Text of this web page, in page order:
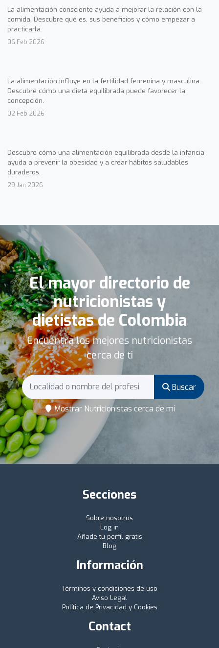
La alimentación consciente ayuda a mejorar la relación con la
comida. Descubre qué es, sus beneficios y cómo empezar a
practicarla.
06 Feb 2026
La alimentación influye en la fertilidad femenina y masculina.
Descubre cómo una dieta equilibrada puede favorecer la
concepción.
02 Feb 2026
Descubre cómo una alimentación equilibrada desde la infancia
ayuda a prevenir la obesidad y a crear hábitos saludables
duraderos.
29 Jan 2026
El mayor directorio de
nutricionistas y
dietistas de Colombia
Encuentra los mejores nutricionistas
cerca de ti
Buscar
Mostrar Nutricionistas cerca de mí
Secciones
Sobre nosotros
Log in
Añade tu perfil gratis
Blog
Información
Términos y condiciones de uso
Aviso Legal
Política de Privacidad y Cookies
Contact